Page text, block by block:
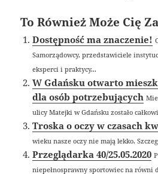
To Również Może Cię
Dostępność ma znaczenie!
Samorządowcy, przedstawiciele
eksperci i praktycy...
W Gdańsku otwarto
dla osób potrzebujących
ulicy Matejki w Gdańsku zostało
Troska o oczy w czasach
wieku nasze oczy nie mają lekko.
Przeglądarka 40/25.05.2020
niepełnosprawny sportowiec na równi